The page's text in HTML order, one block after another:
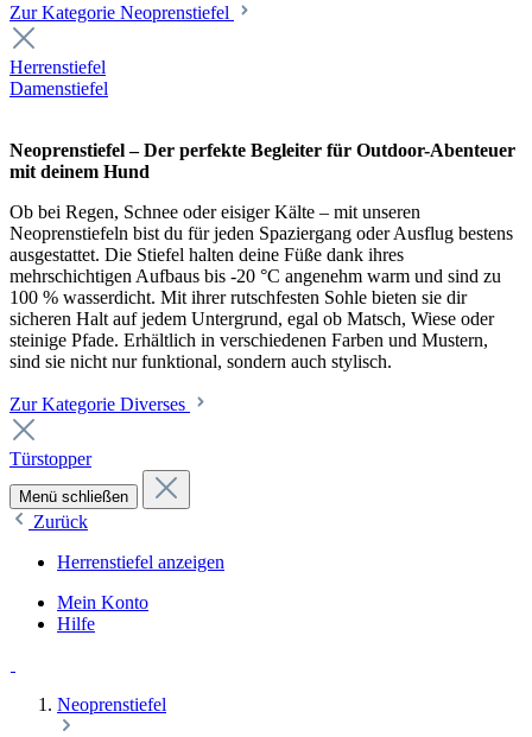
Zur Kategorie Neoprenstiefel
Herrenstiefel
Damenstiefel
Neoprenstiefel – Der perfekte Begleiter für Outdoor-Abenteuer
mit deinem Hund
Ob bei Regen, Schnee oder eisiger Kälte – mit unseren
Neoprenstiefeln bist du für jeden Spaziergang oder Ausflug bestens
ausgestattet. Die Stiefel halten deine Füße dank ihres
mehrschichtigen Aufbaus bis -20 °C angenehm warm und sind zu
100 % wasserdicht. Mit ihrer rutschfesten Sohle bieten sie dir
sicheren Halt auf jedem Untergrund, egal ob Matsch, Wiese oder
steinige Pfade. Erhältlich in verschiedenen Farben und Mustern,
sind sie nicht nur funktional, sondern auch stylisch.
Zur Kategorie Diverses
Türstopper
Menü schließen
Zurück
Herrenstiefel anzeigen
Mein Konto
Hilfe
Neoprenstiefel